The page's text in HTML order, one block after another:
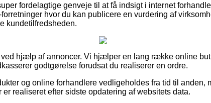
fordelagtige genveje til at få indsigt i internet
hvor du kan publicere en vurdering af
kundetilfredsheden.
ved hjælp af annoncer. Vi hjælper en lang række online
godtgørelse forudsat du realiserer en ordre.
og online forhandlere vedligeholdes fra tid til anden,
realiseret efter sidste opdatering af websitets data.